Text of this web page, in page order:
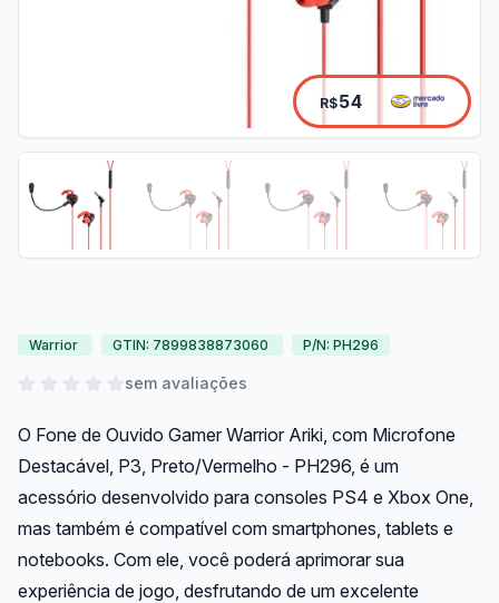
R$54
Warrior GTIN: 7899838873060 P/N: PH296
sem avaliações
O Fone de Ouvido Gamer Warrior Ariki, com Microfone
Destacável, P3, Preto/Vermelho - PH296, é um
acessório desenvolvido para consoles PS4 e Xbox One,
mas também é compatível com smartphones, tablets e
notebooks. Com ele, você poderá aprimorar sua
experiência de jogo, desfrutando de um excelente